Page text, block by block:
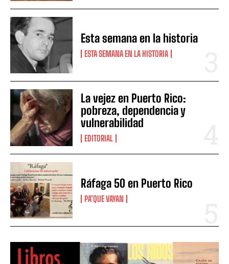
Esta semana en la historia
ESTA SEMANA EN LA HISTORIA
La vejez en Puerto Rico:
pobreza, dependencia y
vulnerabilidad
EDITORIAL
Ráfaga 50 en Puerto Rico
PA’QUE VAYAN